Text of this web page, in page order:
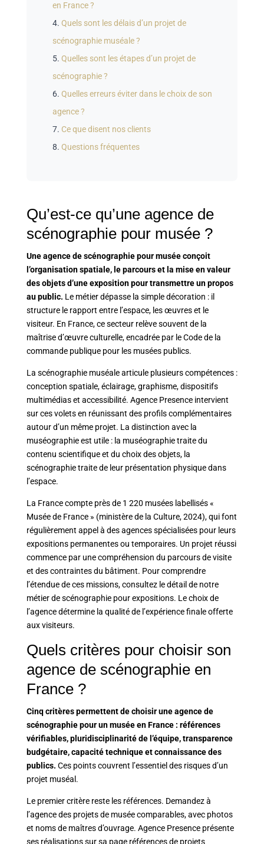
en France ?
Quels sont les délais d’un projet de
scénographie muséale ?
Quelles sont les étapes d’un projet de
scénographie ?
Quelles erreurs éviter dans le choix de son
agence ?
Ce que disent nos clients
Questions fréquentes
Qu’est-ce qu’une agence de
scénographie pour musée ?
Une agence de scénographie pour musée conçoit
l’organisation spatiale, le parcours et la mise en valeur
des objets d’une exposition pour transmettre un propos
au public. Le métier dépasse la simple décoration : il
structure le rapport entre l’espace, les œuvres et le
visiteur. En France, ce secteur relève souvent de la
maîtrise d’œuvre culturelle, encadrée par le Code de la
commande publique pour les musées publics.
La scénographie muséale articule plusieurs compétences :
conception spatiale, éclairage, graphisme, dispositifs
multimédias et accessibilité. Agence Presence intervient
sur ces volets en réunissant des profils complémentaires
autour d’un même projet. La distinction avec la
muséographie est utile : la muséographie traite du
contenu scientifique et du choix des objets, la
scénographie traite de leur présentation physique dans
l’espace.
La France compte près de 1 220 musées labellisés «
Musée de France » (ministère de la Culture, 2024), qui font
régulièrement appel à des agences spécialisées pour leurs
expositions permanentes ou temporaires. Un projet réussi
commence par une compréhension du parcours de visite
et des contraintes du bâtiment. Pour comprendre
l’étendue de ces missions, consultez le détail de notre
métier de scénographie pour expositions. Le choix de
l’agence détermine la qualité de l’expérience finale offerte
aux visiteurs.
Quels critères pour choisir son
agence de scénographie en
France ?
Cinq critères permettent de choisir une agence de
scénographie pour un musée en France : références
vérifiables, pluridisciplinarité de l’équipe, transparence
budgétaire, capacité technique et connaissance des
publics. Ces points couvrent l’essentiel des risques d’un
projet muséal.
Le premier critère reste les références. Demandez à
l’agence des projets de musée comparables, avec photos
et noms de maîtres d’ouvrage. Agence Presence présente
ses réalisations sur sa page références de projets